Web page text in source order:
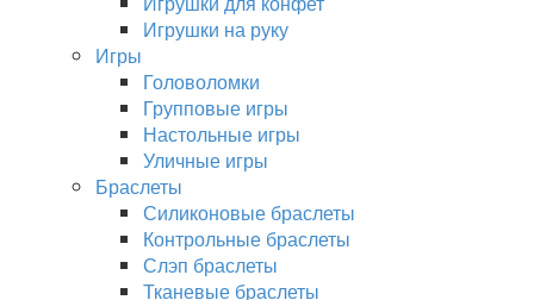
Игрушки на руку
Игры
Головоломки
Групповые игры
Настольные игры
Уличные игры
Браслеты
Силиконовые браслеты
Контрольные браслеты
Слэп браслеты
Тканевые браслеты